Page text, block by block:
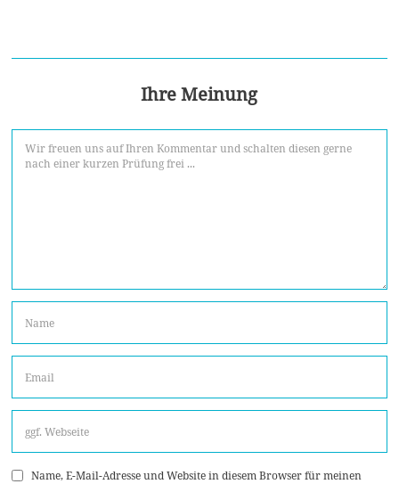
Ihre Meinung
Name, E-Mail-Adresse und Website in diesem Browser für meinen